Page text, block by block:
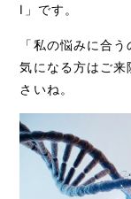
I」です。
「私の悩みに合
気になる方はご
さいね。